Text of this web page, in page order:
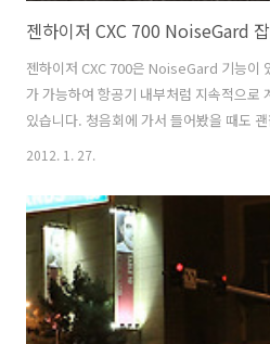
젠하이저 CXC 700은 NoiseGard 기능이
가 가능하여 항공기 내부처럼 지속적으로
있습니다. 청음회에 가서 들어봤을 때도
저 CXC 700을 실제 써볼만한 비행기를 탔
사람들이 많은 거리도 걸어보고 방에서도
써보니 어느 장소에서 장점이 있는지 알게
이어폰에는 뭔가 좀 두꺼운 부분이 붙어
음 제거를 하게 되는데요. 물론 이를 위해
지 1개를 넣어야 합니다. NoiseGard를 켜
2012. 1. 27.